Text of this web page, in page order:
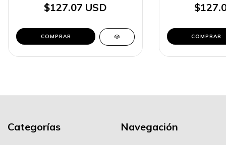
$127.07 USD
COMPRAR COMPRAR
Categorías Navegación